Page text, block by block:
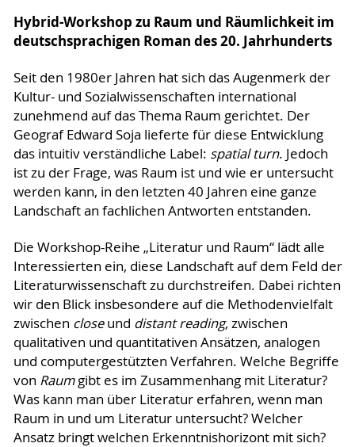
Hybrid-Workshop zu Raum und Räumlichkeit im
deutschsprachigen Roman des 20. Jahrhunderts
Seit den 1980er Jahren hat sich das Augenmerk der
Kultur- und Sozialwissenschaften international
zunehmend auf das Thema Raum gerichtet. Der
Geograf Edward Soja lieferte für diese Entwicklung
das intuitiv verständliche Label: spatial turn. Jedoch
ist zu der Frage, was Raum ist und wie er untersucht
werden kann, in den letzten 40 Jahren eine ganze
Landschaft an fachlichen Antworten entstanden.
Die Workshop-Reihe „Literatur und Raum“ lädt alle
Interessierten ein, diese Landschaft auf dem Feld der
Literaturwissenschaft zu durchstreifen. Dabei richten
wir den Blick insbesondere auf die Methodenvielfalt
zwischen closeund distant reading, zwischen
qualitativen und quantitativen Ansätzen, analogen
und computergestützten Verfahren. Welche Begriffe
von Raumgibt es im Zusammenhang mit Literatur?
Was kann man über Literatur erfahren, wenn man
Raum in und um Literatur untersucht? Welcher
Ansatz bringt welchen Erkenntnishorizont mit sich?